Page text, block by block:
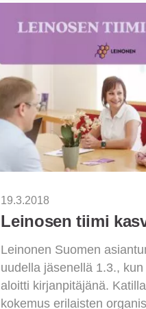
19.3.2018
Leinosen tiimi
Leinonen Suomen
uudella jäsenellä 1.3.,
aloitti kirjanpitäjänä.
kokemus erilaisten